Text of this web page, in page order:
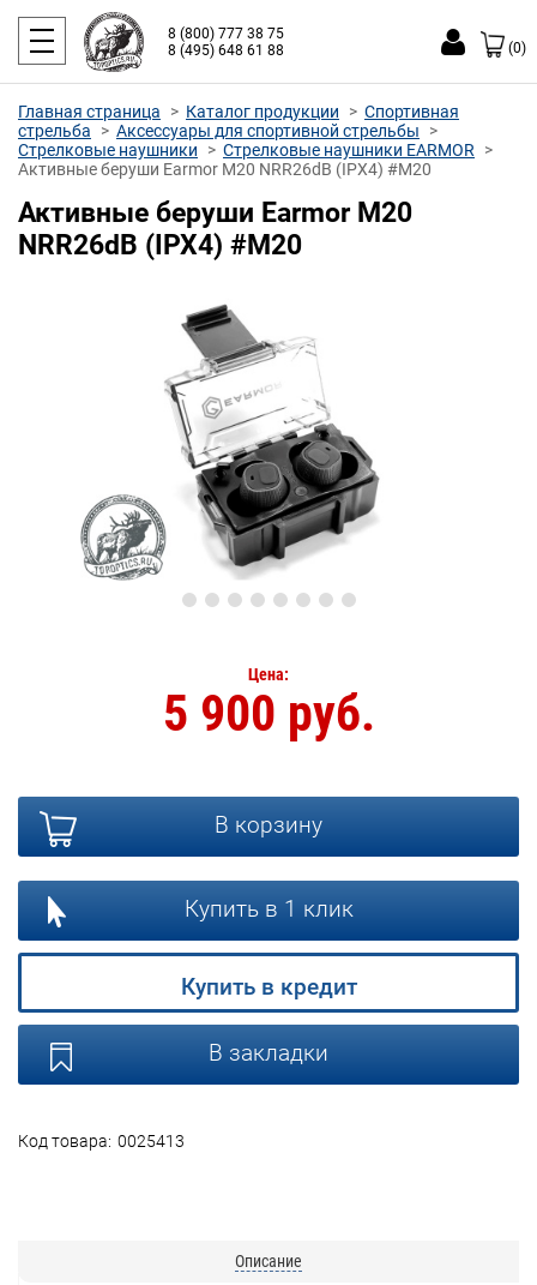
8 (800) 777 38 75
8 (495) 648 61 88
(0)
Главная страница Каталог продукции
Спортивная
стрельба
Аксессуары для спортивной стрельбы
Стрелковые наушники
Стрелковые наушники EARMOR
Активные беруши Earmor M20 NRR26dB (IPX4) #M20
Активные беруши Earmor M20
NRR26dB (IPX4) #M20
Код товара: 0025413
Цена:
5 900 руб.
В корзину
Купить в 1 клик
Купить в кредит
В закладки
Описание